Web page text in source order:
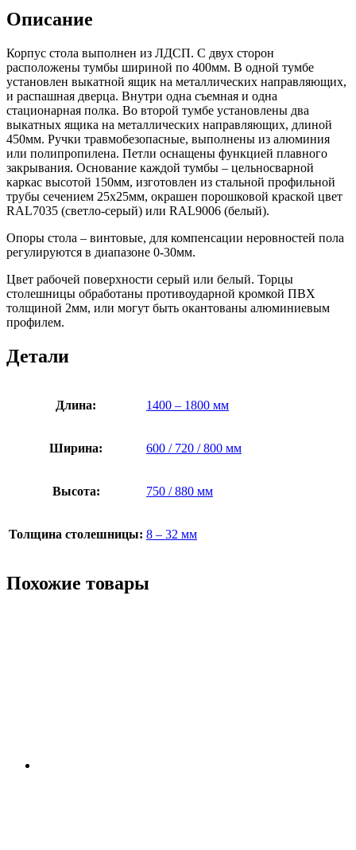
Описание
Корпус стола выполнен из ЛДСП. С двух сторон
расположены тумбы шириной по 400мм. В одной тумбе
установлен выкатной ящик на металлических направляющих,
и распашная дверца. Внутри одна съемная и одна
стационарная полка. Во второй тумбе установлены два
выкатных ящика на металлических направляющих, длиной
450мм. Ручки травмобезопасные, выполнены из алюминия
или полипропилена. Петли оснащены функцией плавного
закрывания. Основание каждой тумбы – цельносварной
каркас высотой 150мм, изготовлен из стальной профильной
трубы сечением 25х25мм, окрашен порошковой краской цвет
RAL7035 (светло-серый) или RAL9006 (белый).
Опоры стола – винтовые, для компенсации неровностей пола
регулируются в диапазоне 0-30мм.
Цвет рабочей поверхности серый или белый. Торцы
столешницы обработаны противоударной кромкой ПВХ
толщиной 2мм, или могут быть окантованы алюминиевым
профилем.
Детали
Длина: 1400 – 1800 мм
Ширина: 600 / 720 / 800 мм
Высота: 750 / 880 мм
Толщина столешницы: 8 – 32 мм
Похожие товары